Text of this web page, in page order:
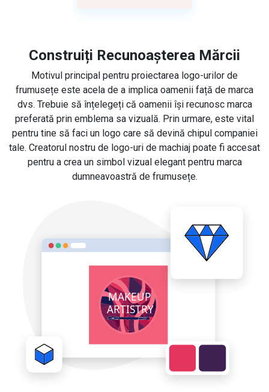
Construiți Recunoașterea Mărcii
Motivul principal pentru proiectarea logo-urilor de
frumusețe este acela de a implica oamenii față de marca
dvs. Trebuie să înțelegeți că oamenii își recunosc marca
preferată prin emblema sa vizuală. Prin urmare, este vital
pentru tine să faci un logo care să devină chipul companiei
tale. Creatorul nostru de logo-uri de machiaj poate fi accesat
pentru a crea un simbol vizual elegant pentru marca
dumneavoastră de frumusețe.